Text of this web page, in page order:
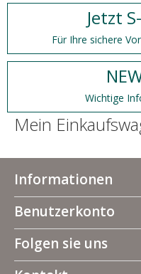
Jetzt
Für Ihre sichere
Wichtige
Mein
Informationen
Benutzerkonto
Folgen sie uns